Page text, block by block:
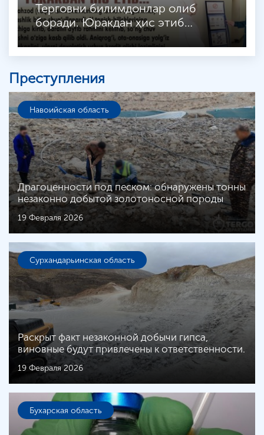
Терговни билимдонлар олиб
боради. Юракдан ҳис этиб…
Преступления
Навоийская область
Драгоценности под песком: обнаружены тонны
незаконно добытой золотоносной породы
19 Февраля 2026
Сурхандарьинская область
Раскрыт факт незаконной добычи гипса,
виновные будут привлечены к ответственности.
19 Февраля 2026
Бухарская область